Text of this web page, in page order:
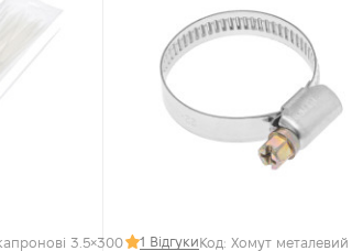
Чорна,шт3.5×300 мм білі
1 ВідгукиКод: Хомут